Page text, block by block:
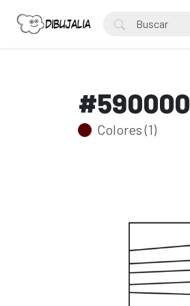
#590000
Colores (1)